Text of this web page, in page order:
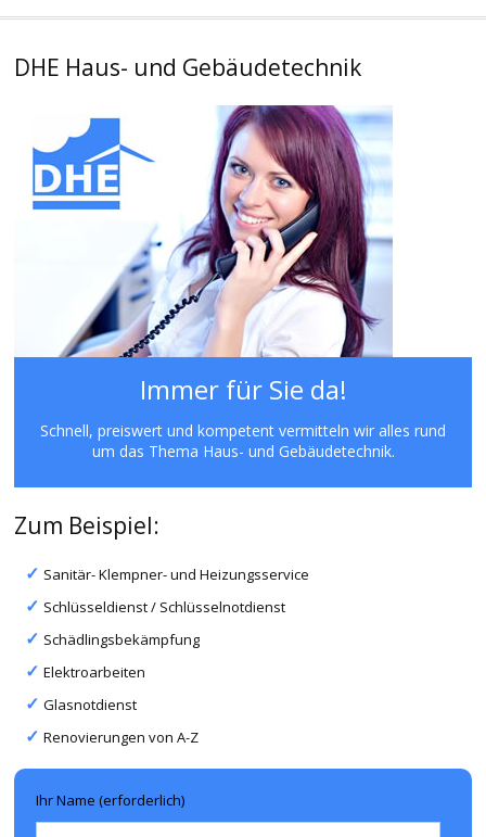
DHE Haus- und Gebäudetechnik
Immer für Sie da!
Schnell, preiswert und kompetent vermitteln wir alles rund
um das Thema Haus- und Gebäudetechnik.
Zum Beispiel:
Sanitär- Klempner- und Heizungsservice
Schlüsseldienst / Schlüsselnotdienst
Schädlingsbekämpfung
Elektroarbeiten
Glasnotdienst
Renovierungen von A-Z
Ihr Name (erforderlich)